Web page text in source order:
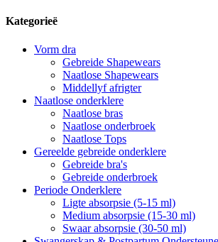
Kategorieë
Vorm dra
Gebreide Shapewears
Naatlose Shapewears
Middellyf afrigter
Naatlose onderklere
Naatlose bras
Naatlose onderbroek
Naatlose Tops
Gereelde gebreide onderklere
Gebreide bra's
Gebreide onderbroek
Periode Onderklere
Ligte absorpsie (5-15 ml)
Medium absorpsie (15-30 ml)
Swaar absorpsie (30-50 ml)